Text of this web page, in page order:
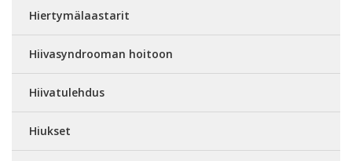
Hiertymälaastarit
Hiivasyndrooman hoitoon
Hiivatulehdus
Hiukset